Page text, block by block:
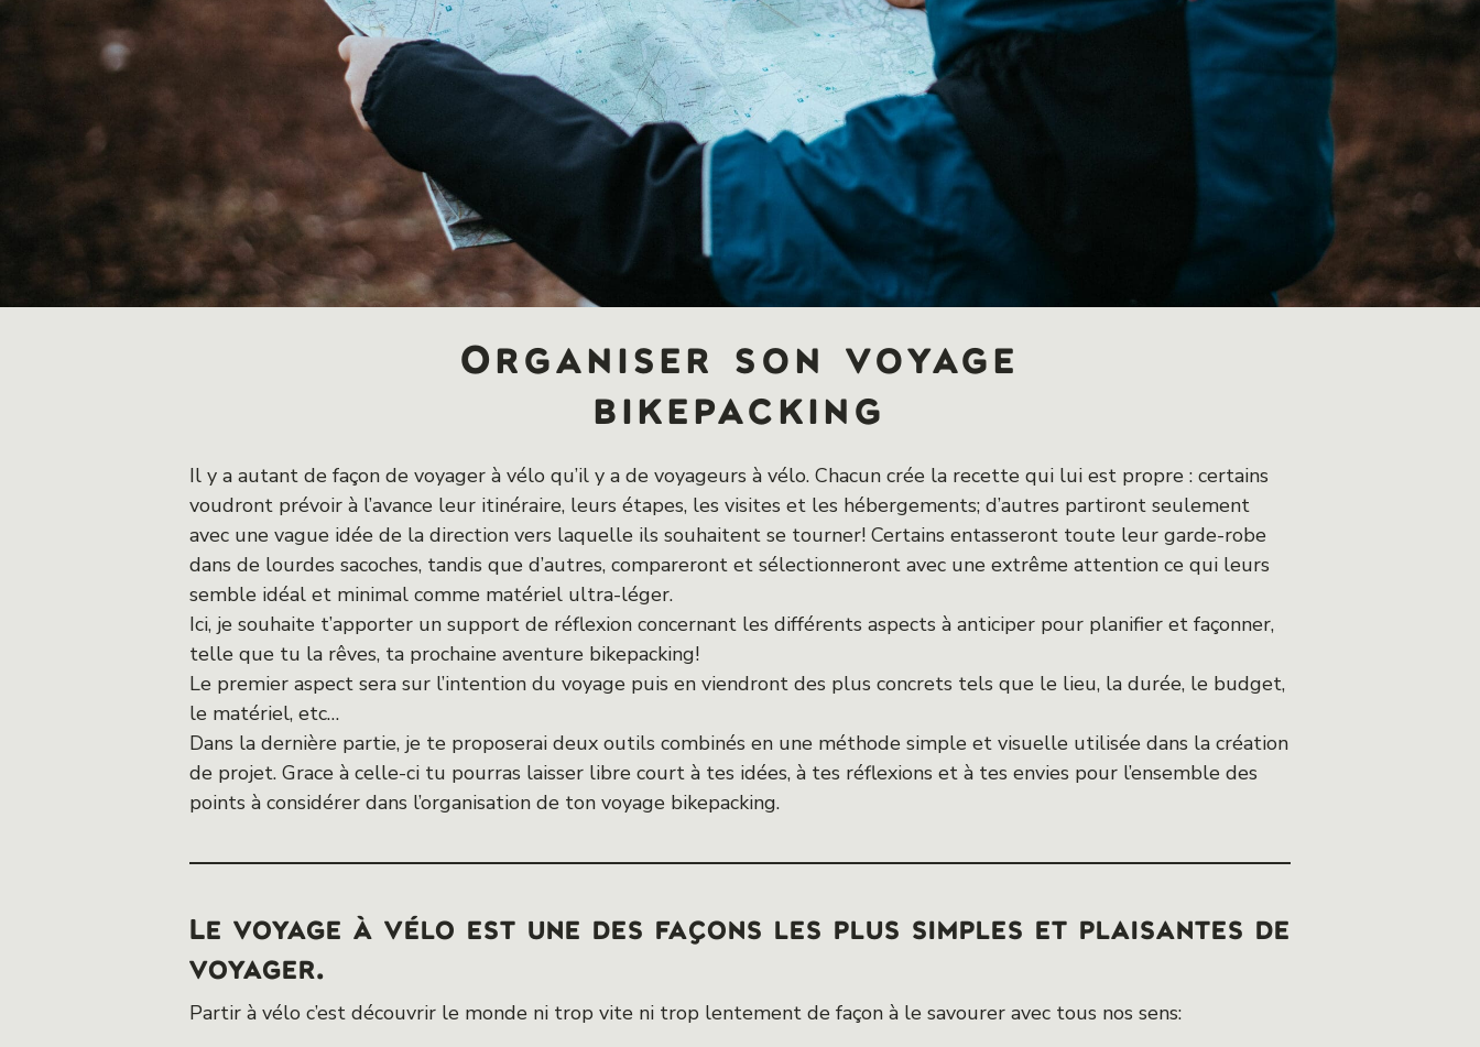
Organiser son voyage
bikepacking
Il y a autant de façon de voyager à vélo qu’il y a de voyageurs à vélo. Chacun crée la recette qui lui est propre : certains
voudront prévoir à l’avance leur itinéraire, leurs étapes, les visites et les hébergements; d’autres partiront seulement
avec une vague idée de la direction vers laquelle ils souhaitent se tourner! Certains entasseront toute leur garde-robe
dans de lourdes sacoches, tandis que d’autres, compareront et sélectionneront avec une extrême attention ce qui leurs
semble idéal et minimal comme matériel ultra-léger.
Ici, je souhaite t’apporter un support de réflexion concernant les différents aspects à anticiper pour planifier et façonner,
telle que tu la rêves, ta prochaine aventure bikepacking!
Le premier aspect sera sur l’intention du voyage puis en viendront des plus concrets tels que le lieu, la durée, le budget,
le matériel, etc…
Dans la dernière partie, je te proposerai deux outils combinés en une méthode simple et visuelle utilisée dans la création
de projet. Grace à celle-ci tu pourras laisser libre court à tes idées, à tes réflexions et à tes envies pour l’ensemble des
points à considérer dans l’organisation de ton voyage bikepacking.
Le voyage à vélo est une des façons les plus simples et plaisantes de
voyager.
Partir à vélo c’est découvrir le monde ni trop vite ni trop lentement de façon à le savourer avec tous nos sens: